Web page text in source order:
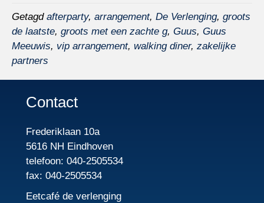
Getagd afterparty, arrangement, De Verlenging, groots
de laatste, groots met een zachte g, Guus, Guus
Meeuwis, vip arrangement, walking diner, zakelijke
partners
Contact
Frederiklaan 10a
5616 NH Eindhoven
telefoon: 040-2505534
fax: 040-2505534
Eetcafé de verlenging